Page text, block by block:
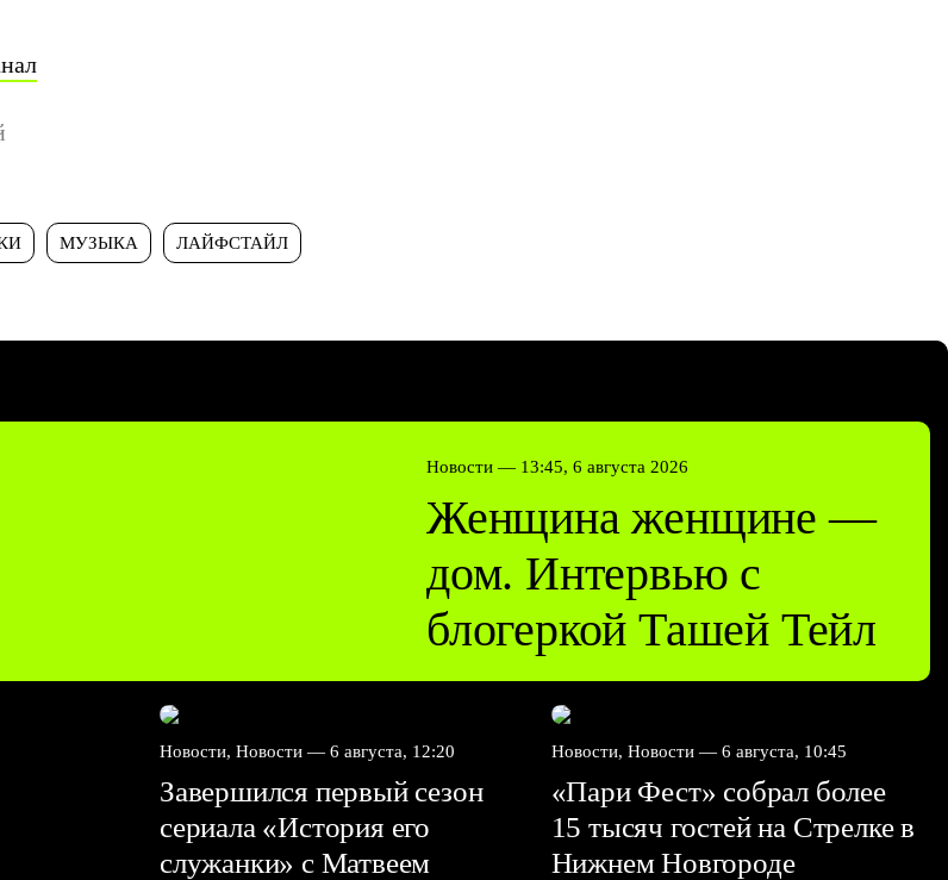
МУЗЫКА ЛАЙФСТАЙЛ
Новости — 13:45, 6 августа 2026
Женщина женщине —
дом. Интервью с
блогеркой Ташей Тейл
Новости, Новости — 6 августа, 12:20
Завершился первый сезон
сериала «История его
служанки» с Матвеем
Новости, Новости — 6 августа, 10:45
«Пари Фест» собрал более
15 тысяч гостей на Стрелке в
Нижнем Новгороде